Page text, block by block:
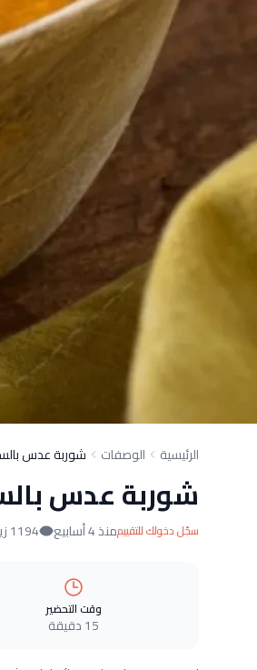
الرئيسية الوصفات شوربة عدس
شوربة عدس
سجّل دخولك للتقييممنذ 4 أسابيع 1194 زيارات
وقت التحضير
15 دقيقة